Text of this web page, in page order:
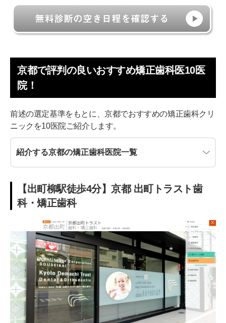
京都で評判の良いおすすめ矯正歯科医10医
院！
前述の選定基準をもとに、京都でおすすめの矯正歯科クリ
ニックを10医院ご紹介します。
紹介する京都の矯正歯科医院一覧
【出町柳駅徒歩4分】京都 出町トラスト歯
科・矯正歯科